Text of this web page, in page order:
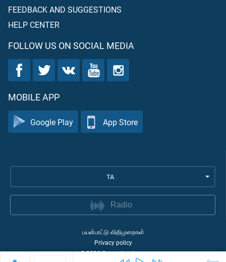
FEEDBACK AND SUGGESTIONS
HELP CENTER
FOLLOW US ON SOCIAL MEDIA
MOBILE APP
Google Play App Store
TA
Radio
பயன்பாட்டு விதிமுறைகள்
Privacy policy
©2026Quran Academy